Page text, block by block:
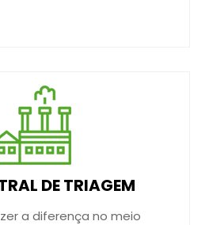
DE TRIAGEM
a diferença no meio